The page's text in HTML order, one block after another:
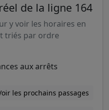
de la ligne 164
y voir les horaires en
triés par ordre
aux arrêts
les prochains passages